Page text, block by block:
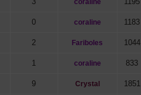
coraline
0 coraline 1183
2 Fariboles 1044
1 coraline 833
9 Crystal 1851